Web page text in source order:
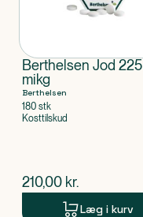
Berthelsen Jod 225
mikg
Berthelsen
180 stk
Kosttilskud
$nuværende pris
210,00 kr.
Læg i kurv